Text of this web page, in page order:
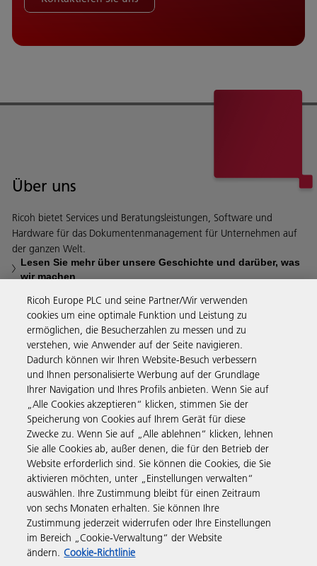
Über uns
Ricoh bietet Services und Beratungsleistungen, Software und
Hardware für das Dokumentenmanagement für Unternehmen auf
der ganzen Welt.
Lesen Sie mehr über unsere Geschichte und darüber, was
wir machen
Business Solutions
Produkte & Services
Support & Kontakt
Weiterführende Informationen
Folgen Sie uns
Ricoh Europe PLC und seine Partner/Wir verwenden
cookies um eine optimale Funktion und Leistung zu
ermöglichen, die Besucherzahlen zu messen und zu
verstehen, wie Anwender auf der Seite navigieren.
Dadurch können wir Ihren Website-Besuch verbessern
und Ihnen personalisierte Werbung auf der Grundlage
Ihrer Navigation und Ihres Profils anbieten. Wenn Sie auf
„Alle Cookies akzeptieren“ klicken, stimmen Sie der
Speicherung von Cookies auf Ihrem Gerät für diese
Zwecke zu. Wenn Sie auf „Alle ablehnen“ klicken, lehnen
Sie alle Cookies ab, außer denen, die für den Betrieb der
Website erforderlich sind. Sie können die Cookies, die Sie
aktivieren möchten, unter „Einstellungen verwalten“
auswählen. Ihre Zustimmung bleibt für einen Zeitraum
von sechs Monaten erhalten. Sie können Ihre
Zustimmung jederzeit widerrufen oder Ihre Einstellungen
im Bereich „Cookie-Verwaltung“ der Website
ändern. Cookie-Richtlinie